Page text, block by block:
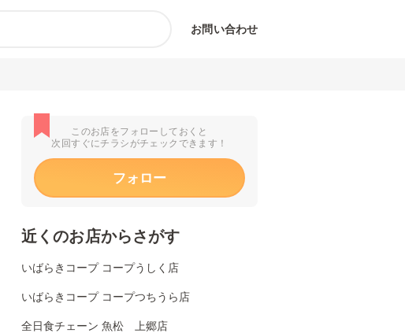
お問い合わせ
このお店をフォローしておくと
次回すぐにチラシがチェックできます！
フォロー
近くのお店からさがす
いばらきコープ コープうしく店
いばらきコープ コープつちうら店
全日食チェーン 魚松 上郷店